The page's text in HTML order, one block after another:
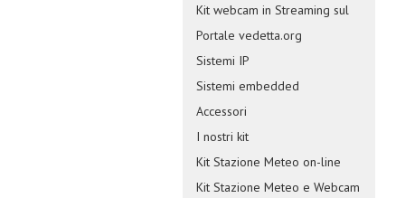
Kit webcam in Streaming sul
Portale vedetta.org
Sistemi IP
Sistemi embedded
Accessori
I nostri kit
Kit Stazione Meteo on-line
Kit Stazione Meteo e Webcam